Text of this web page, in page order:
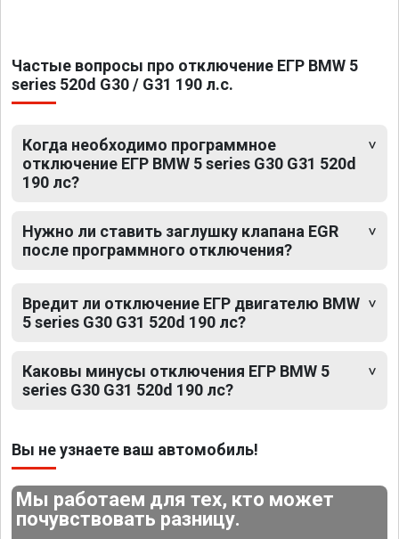
Частые вопросы про отключение ЕГР BMW 5
series 520d G30 / G31 190 л.с.
Когда необходимо программное
отключение ЕГР BMW 5 series G30 G31 520d
190 лс?
Нужно ли ставить заглушку клапана EGR
после программного отключения?
Вредит ли отключение ЕГР двигателю BMW
5 series G30 G31 520d 190 лс?
Каковы минусы отключения ЕГР BMW 5
series G30 G31 520d 190 лс?
Вы не узнаете ваш автомобиль!
Мы работаем для тех, кто может
почувствовать разницу.